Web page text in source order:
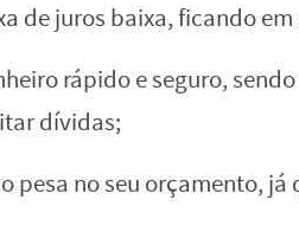
de juros baixa, ficando
rápido e seguro,
dívidas;
pesa no seu orçamento,